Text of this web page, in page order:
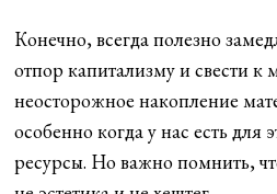
Конечно, всегда полезно
отпор капитализму и свести
неосторожное накопление
особенно когда у нас есть для
ресурсы. Но важно помнить,